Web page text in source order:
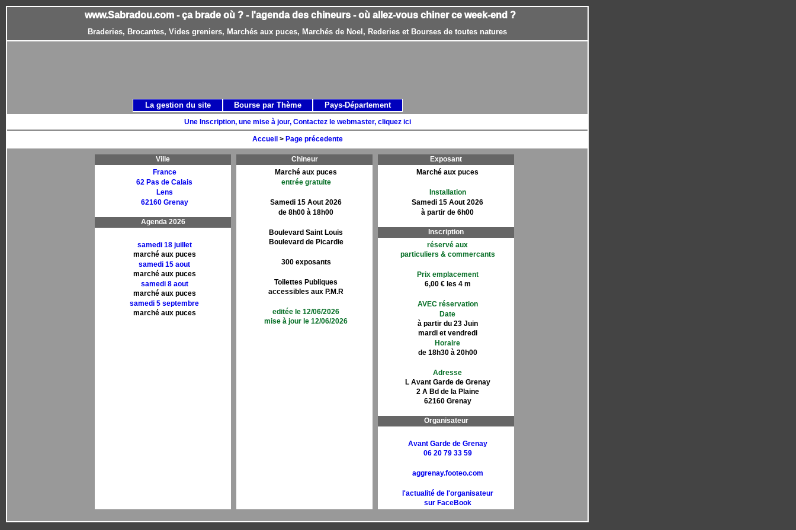
www.Sabradou.com - ça brade où ? - l'agenda des chineurs - où allez-vous chiner ce week-end ?
Braderies, Brocantes, Vides greniers, Marchés aux puces, Marchés de Noel, Rederies et Bourses de toutes natures
Une Inscription, une mise à jour, Contactez le webmaster, cliquez ici
Accueil > Page précedente
Ville
France
62 Pas de Calais
Lens
62160 Grenay
Agenda 2026
samedi 18 juillet
marché aux puces
samedi 15 aout
marché aux puces
samedi 8 aout
marché aux puces
samedi 5 septembre
marché aux puces
Chineur
Marché aux puces
entrée gratuite
Samedi 15 Aout 2026
de 8h00 à 18h00
Boulevard Saint Louis
Boulevard de Picardie
300 exposants
Toilettes Publiques
accessibles aux P.M.R
editée le 12/06/2026
mise à jour le 12/06/2026
Exposant
Marché aux puces
Installation
Samedi 15 Aout 2026
à partir de 6h00
Inscription
réservé aux
particuliers & commercants
Prix emplacement
6,00 € les 4 m
AVEC réservation
Date
à partir du 23 Juin
mardi et vendredi
Horaire
de 18h30 à 20h00
Adresse
L Avant Garde de Grenay
2 A Bd de la Plaine
62160 Grenay
Organisateur
Avant Garde de Grenay
06 20 79 33 59
aggrenay.footeo.com
l'actualité de l'organisateur
sur FaceBook
La gestion du site Bourse par Thème Pays-Département